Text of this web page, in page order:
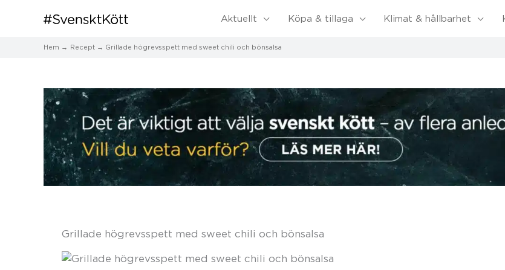
Aktuellt Köpa & tillaga Klimat & hållbarhet
Hem Recept Grillade högrevsspett med sweet chili och bönsalsa
Grillade högrevsspett med sweet chili och bönsalsa